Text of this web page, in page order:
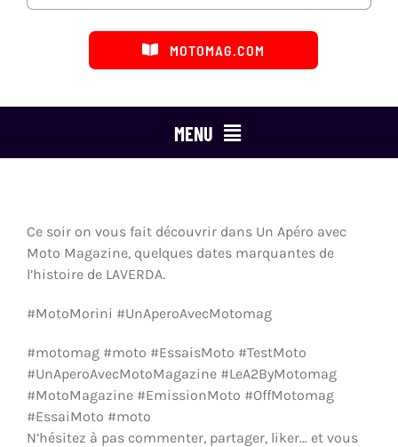
MOTOMAG.COM
MENU
MARQUES
CATÉGORIES
LES ÉMISSIONS
DÉFENSE DU MOTARD
ÉQUIPEMENTS & MÉCANIQUE
Ce soir on vous fait découvrir dans Un Apéro avec
Moto Magazine, quelques dates marquantes de
l’histoire de LAVERDA.
#MotoMorini #UnAperoAvecMotomag
#motomag #moto #EssaisMoto #TestMoto
#UnAperoAvecMotoMagazine #LeA2ByMotomag
#MotoMagazine #EmissionMoto #OffMotomag
#EssaiMoto #moto
N’hésitez à pas commenter, partager, liker… et vous